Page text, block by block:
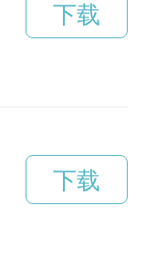
下载
下载